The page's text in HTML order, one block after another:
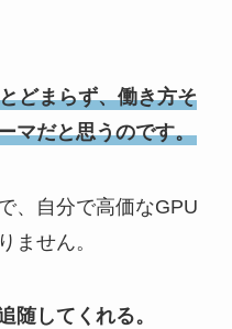
どまらず、働き方そ
マだと思うのです。
、自分で高価なGPU
ません。
随してくれる。